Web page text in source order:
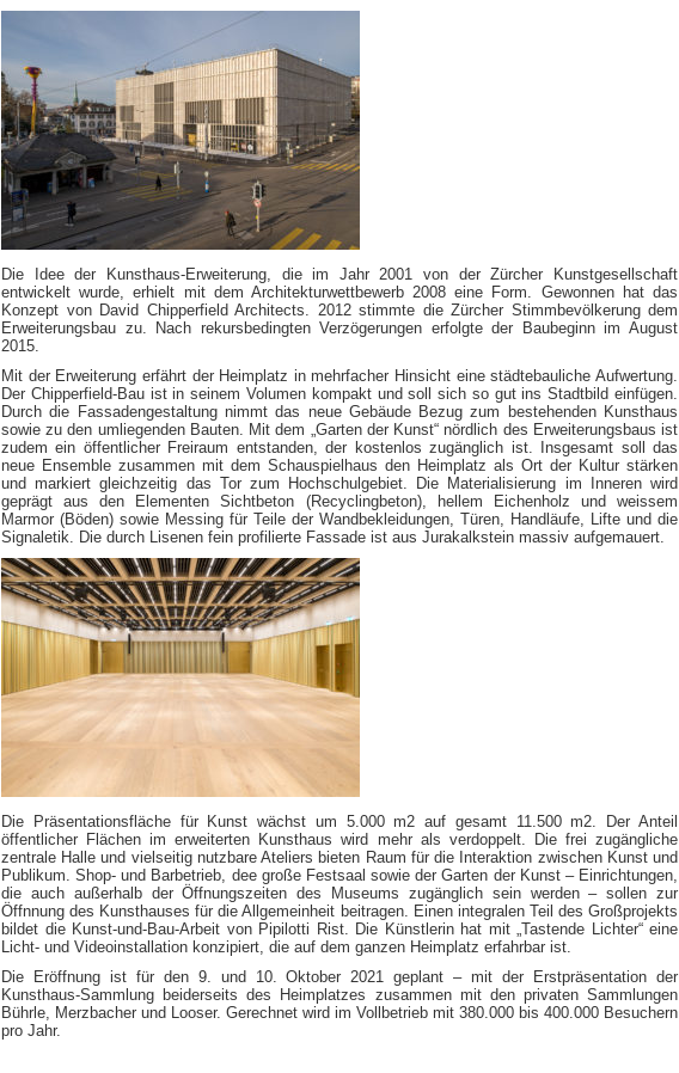
Die Idee der Kunsthaus-Erweiterung, die im Jahr 2001 von der Zürcher Kunstgesellschaft
entwickelt wurde, erhielt mit dem Architekturwettbewerb 2008 eine Form. Gewonnen hat das
Konzept von David Chipperfield Architects. 2012 stimmte die Zürcher Stimmbevölkerung dem
Erweiterungsbau zu. Nach rekursbedingten Verzögerungen erfolgte der Baubeginn im August
2015.
Mit der Erweiterung erfährt der Heimplatz in mehrfacher Hinsicht eine städtebauliche Aufwertung.
Der Chipperfield-Bau ist in seinem Volumen kompakt und soll sich so gut ins Stadtbild einfügen.
Durch die Fassadengestaltung nimmt das neue Gebäude Bezug zum bestehenden Kunsthaus
sowie zu den umliegenden Bauten. Mit dem „Garten der Kunst“ nördlich des Erweiterungsbaus ist
zudem ein öffentlicher Freiraum entstanden, der kostenlos zugänglich ist. Insgesamt soll das
neue Ensemble zusammen mit dem Schauspielhaus den Heimplatz als Ort der Kultur stärken
und markiert gleichzeitig das Tor zum Hochschulgebiet. Die Materialisierung im Inneren wird
geprägt aus den Elementen Sichtbeton (Recyclingbeton), hellem Eichenholz und weissem
Marmor (Böden) sowie Messing für Teile der Wandbekleidungen, Türen, Handläufe, Lifte und die
Signaletik. Die durch Lisenen fein profilierte Fassade ist aus Jurakalkstein massiv aufgemauert.
Die Präsentationsfläche für Kunst wächst um 5.000 m2 auf gesamt 11.500 m2. Der Anteil
öffentlicher Flächen im erweiterten Kunsthaus wird mehr als verdoppelt. Die frei zugängliche
zentrale Halle und vielseitig nutzbare Ateliers bieten Raum für die Interaktion zwischen Kunst und
Publikum. Shop- und Barbetrieb, dee große Festsaal sowie der Garten der Kunst – Einrichtungen,
die auch außerhalb der Öffnungszeiten des Museums zugänglich sein werden – sollen zur
Öffnnung des Kunsthauses für die Allgemeinheit beitragen. Einen integralen Teil des Großprojekts
bildet die Kunst-und-Bau-Arbeit von Pipilotti Rist. Die Künstlerin hat mit „Tastende Lichter“ eine
Licht- und Videoinstallation konzipiert, die auf dem ganzen Heimplatz erfahrbar ist.
Die Eröffnung ist für den 9. und 10. Oktober 2021 geplant – mit der Erstpräsentation der
Kunsthaus-Sammlung beiderseits des Heimplatzes zusammen mit den privaten Sammlungen
Bührle, Merzbacher und Looser. Gerechnet wird im Vollbetrieb mit 380.000 bis 400.000 Besuchern
pro Jahr.